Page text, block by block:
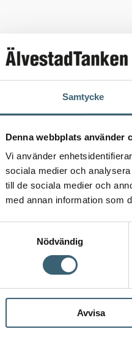
Samtycke
Denna webbplats använder
Vi använder
sociala medier och
till de sociala medier och
med annan information som
Nödvändig
Avvisa